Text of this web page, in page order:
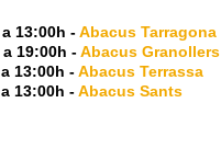
a 13:00h -Abacus Tarragona
a 19:00h -Abacus Granollers
a 13:00h -Abacus Terrassa
a 13:00h -Abacus Sants